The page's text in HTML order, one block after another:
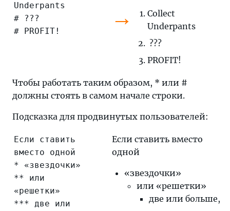
Underpants
# ???
# PROFIT!
→
Collect
Underpants
???
PROFIT!
Чтобы работать таким образом, * или #
должны стоять в самом начале строки.
Подсказка для продвинутых пользователей:
Если ставить
вместо одной
* «звездочки»
** или
«решетки»
*** две или
Если ставить вместо
одной
«звездочки»
или «решетки»
две или больше,